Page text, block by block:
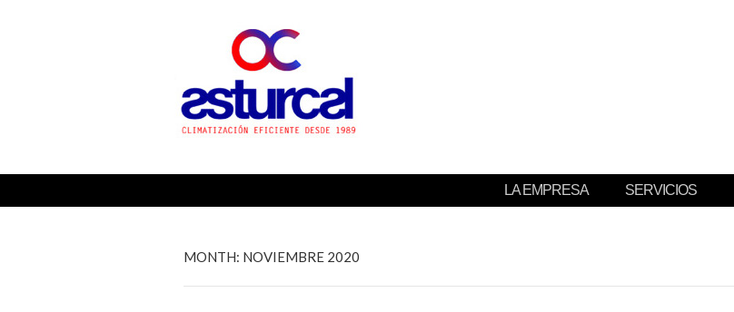
ASTURCAL
SERVICIOS
LA EMPRESA
MONTH: NOVIEMBRE 2020